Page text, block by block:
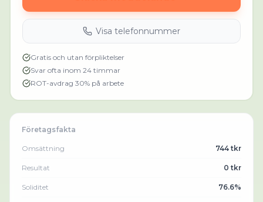
Visa telefonnummer
Gratis och utan förpliktelser
Svar ofta inom 24 timmar
ROT-avdrag 30% på arbete
Företagsfakta
Omsättning 744 tkr
Resultat 0 tkr
Soliditet 76.6%